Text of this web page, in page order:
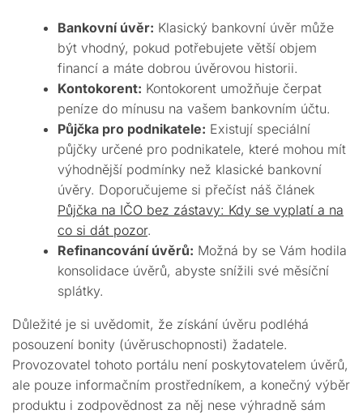
Bankovní úvěr: Klasický bankovní úvěr může
být vhodný, pokud potřebujete větší objem
financí a máte dobrou úvěrovou historii.
Kontokorent: Kontokorent umožňuje čerpat
peníze do mínusu na vašem bankovním účtu.
Půjčka pro podnikatele: Existují speciální
půjčky určené pro podnikatele, které mohou mít
výhodnější podmínky než klasické bankovní
úvěry. Doporučujeme si přečíst náš článek
Půjčka na IČO bez zástavy: Kdy se vyplatí a na
co si dát pozor.
Refinancování úvěrů: Možná by se Vám hodila
konsolidace úvěrů, abyste snížili své měsíční
splátky.
Důležité je si uvědomit, že získání úvěru podléhá
posouzení bonity (úvěruschopnosti) žadatele.
Provozovatel tohoto portálu není poskytovatelem úvěrů,
ale pouze informačním prostředníkem, a konečný výběr
produktu i zodpovědnost za něj nese výhradně sám